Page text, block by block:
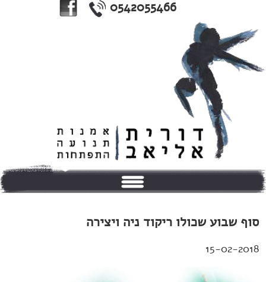
0542055466
טיפולים
טיפול באמנות ופסיכותראפיה NIA
סוף שבוע שכולו ריקוד ניה ויצירה
15-02-2018